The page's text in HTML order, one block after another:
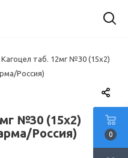
Кагоцел таб. 12мг №30 (15х2)
Россия)
№30 (15х2)
Россия)
0